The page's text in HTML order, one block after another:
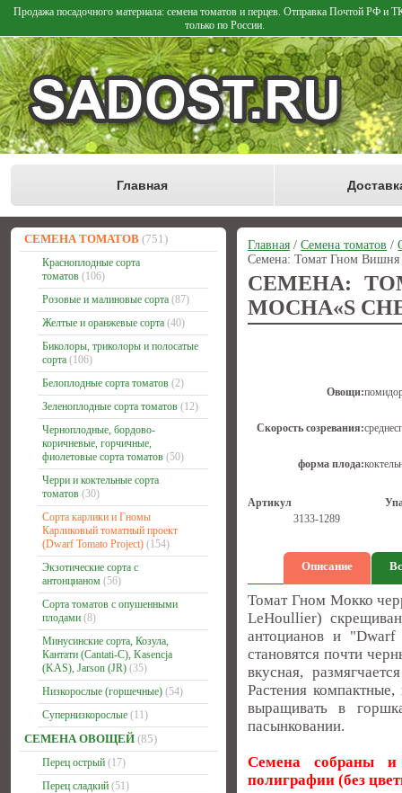
Продажа посадочного материала: семена томатов и перцев. Отправка Почтой РФ и
только по России.
Главная
СЕМЕНА ТОМАТОВ (751)
Красноплодные сорта
томатов (106)
Розовые и малиновые сорта (87)
Желтые и оранжевые сорта (40)
Биколоры, триколоры и полосатые
сорта (106)
Белоплодные сорта томатов (2)
Зеленоплодные сорта томатов (12)
Черноплодные, бордово-
коричневые, горчичные,
фиолетовые сорта томатов (50)
Черри и коктельные сорта
томатов (30)
Сорта карлики и Гномы
Карликовый томатный проект
(Dwarf Tomato Project) (154)
Экзотические сорта с
антонцианом (56)
Сорта томатов с опушенными
плодами (8)
Минусинские сорта, Козула,
Кантати (Cantati-C), Kasencja
(KAS), Jarson (JR) (35)
Низкорослые (горшечные) (54)
Супернизкорослые (11)
СЕМЕНА ОВОЩЕЙ (85)
Перец острый (17)
Перец сладкий (51)
Главная /Семена томатов /
Семена: Томат Гном Вишня
СЕМЕНА:
MOCHA«S
Овощи:
Скорость созревания:
форма плода:
Артикул
3133-1289
Описание
Томат Гном Мокко
LeHoullier)
антоцианов и "Dwarf
становятся почти
вкусная,
Растения
выращивать в
пасынковании.
Семена собраны и
полиграфии (без